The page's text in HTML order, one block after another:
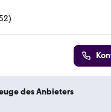
)
des Anbieters